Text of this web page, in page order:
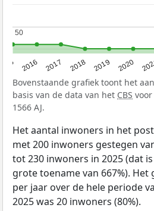
2016 2017 2018 2019 2020
50
50
Bovenstaande grafiek toont het
basis van de data van het CBS
1566 AJ.
Het aantal inwoners in het
met 200 inwoners gestegen
tot 230 inwoners in 2025 (dat
grote toename van 667%). Het
per jaar over de hele periode
2025 was 20 inwoners (80%).